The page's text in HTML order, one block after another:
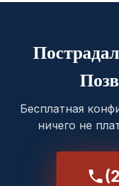
Бесплатная
ничего не